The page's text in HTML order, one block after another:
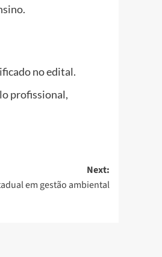
no edital.
profissional,
Next:
em gestão ambiental